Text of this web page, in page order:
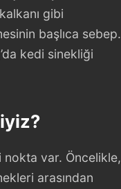
gibi
başlıca sebep.
kedi sinekliği
nokta var. Öncelikle,
arasından